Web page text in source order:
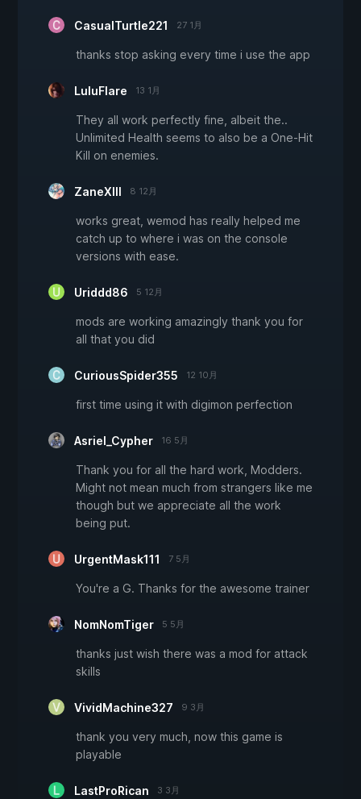
CasualTurtle221 27 1月
thanks stop asking every time i use the app
LuluFlare 13 1月
They all work perfectly fine, albeit the..
Unlimited Health seems to also be a One-Hit
Kill on enemies.
ZaneXIII 8 12月
works great, wemod has really helped me
catch up to where i was on the console
versions with ease.
Uriddd86 5 12月
mods are working amazingly thank you for
all that you did
CuriousSpider355 12 10月
first time using it with digimon perfection
Asriel_Cypher 16 5月
Thank you for all the hard work, Modders.
Might not mean much from strangers like me
though but we appreciate all the work
being put.
UrgentMask111 7 5月
You're a G. Thanks for the awesome trainer
NomNomTiger 5 5月
thanks just wish there was a mod for attack
skills
VividMachine327 9 3月
thank you very much, now this game is
playable
LastProRican 3 3月